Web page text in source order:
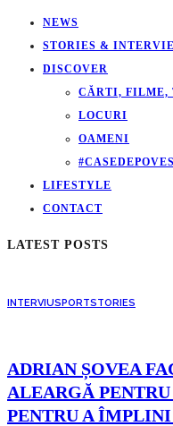
NEWS
STORIES &
DISCOVER
CĂRTI, FILME,
LOCURI
OAMENI
LIFESTYLE
CONTACT
LATEST POSTS
INTERVIUSPORTSTORIES
ADRIAN ȘOVEA
ALEARGĂ
PENTRU A